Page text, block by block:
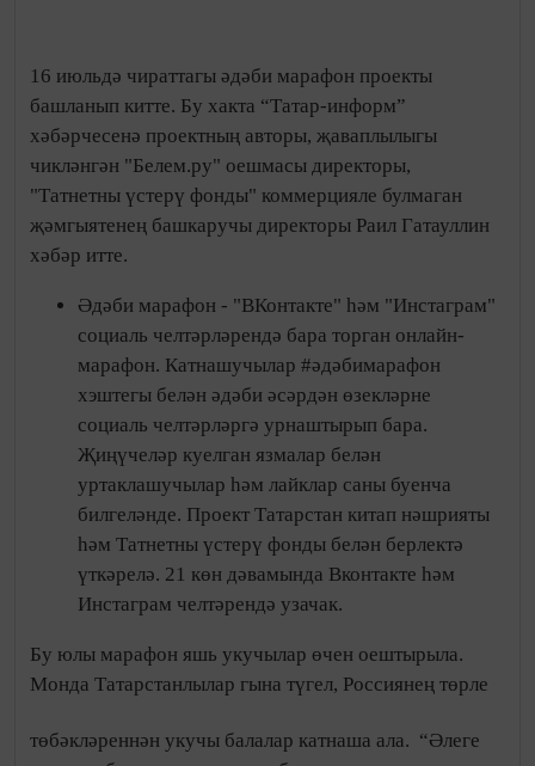
16 июльдә чираттагы әдәби марафон проекты
башланып китте. Бу хакта “Татар-информ”
хәбәрчесенә проектның авторы, җаваплылыгы
чикләнгән "Белем.ру" оешмасы директоры,
"Татнетны үстерү фонды" коммерцияле булмаган
җәмгыятенең башкаручы директоры Раил Гатауллин
хәбәр итте.
Әдәби марафон - "ВКонтакте" һәм "Инстаграм"
социаль челтәрләрендә бара торган онлайн-
марафон. Катнашучылар #әдәбимарафон
хэштегы белән әдәби әсәрдән өзекләрне
социаль челтәрләргә урнаштырып бара.
Җиңүчеләр куелган язмалар белән
уртаклашучылар һәм лайклар саны буенча
билгеләнде. Проект Татарстан китап нәшрияты
һәм Татнетны үстерү фонды белән берлектә
үткәрелә. 21 көн дәвамында Вконтакте һәм
Инстаграм челтәрендә узачак.
Бу юлы марафон яшь укучылар өчен оештырыла.
Монда Татарстанлылар гына түгел, Россиянең төрле
төбәкләреннән укучы балалар катнаша ала. “Әлеге